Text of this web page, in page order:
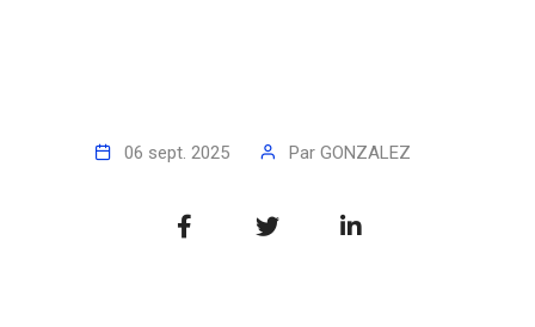
06 sept. 2025 Par GONZALEZ